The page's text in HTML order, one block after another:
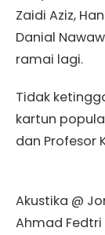
Zaidi Aziz,
Danial
ramai lagi.
Tidak
kartun
dan Profesor
Akustika @
Ahmad Fedtri